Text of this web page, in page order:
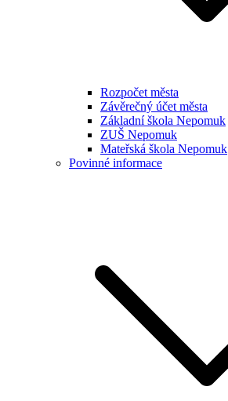
Rozpočet města
Závěrečný účet města
Základní škola Nepomuk
ZUŠ Nepomuk
Mateřská škola Nepomuk
Povinné informace